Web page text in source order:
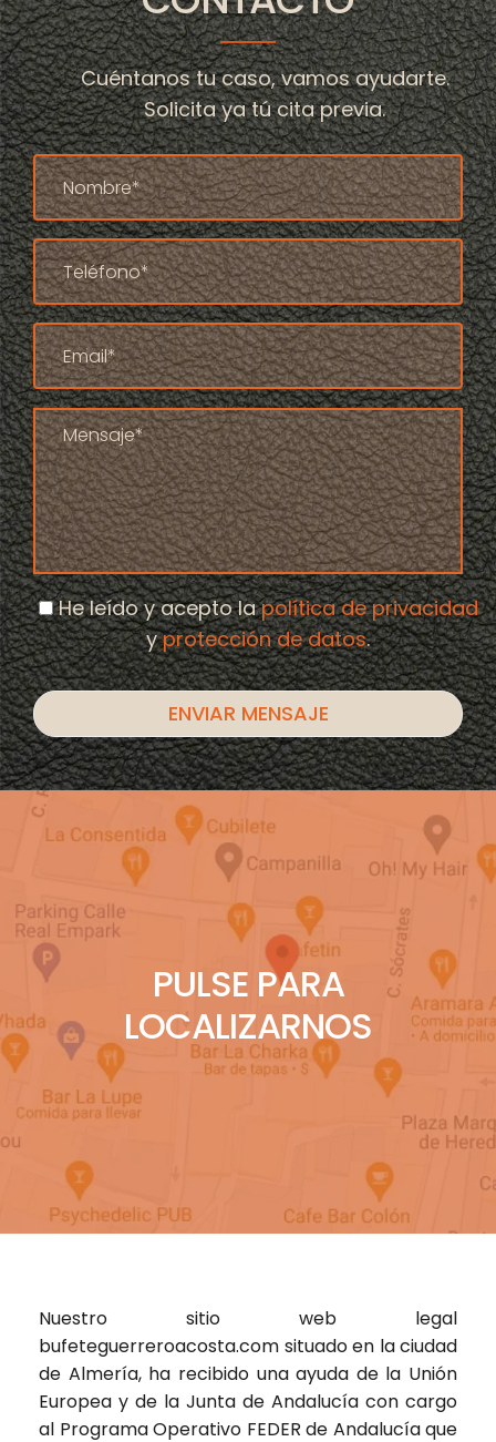
Cuéntanos tu caso, vamos ayudarte.
Solicita ya tú cita previa.
He leído y acepto lapolítica de privacidad
yprotección de datos.
PULSE PARA
LOCALIZARNOS
Nuestro sitio web legal
bufeteguerreroacosta.com situado en la ciudad
de Almería, ha recibido una ayuda de la Unión
Europea y de la Junta de Andalucía con cargo
al Programa Operativo FEDER de Andalucía que